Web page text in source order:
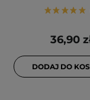
36,90
DODAJ DO